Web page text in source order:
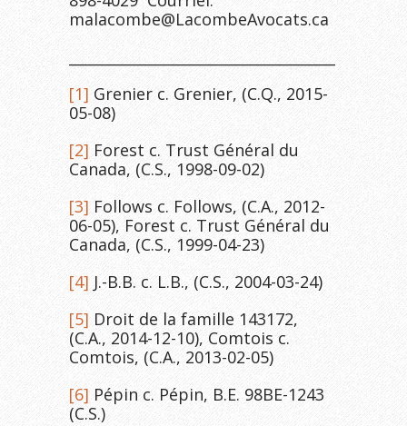
malacombe@LacombeAvocats.ca
[1] Grenier c. Grenier, (C.Q., 2015-
05-08)
[2] Forest c. Trust Général du
Canada, (C.S., 1998-09-02)
[3] Follows c. Follows, (C.A., 2012-
06-05), Forest c. Trust Général du
Canada, (C.S., 1999-04-23)
[4] J.-B.B. c. L.B., (C.S., 2004-03-24)
[5] Droit de la famille 143172,
(C.A., 2014-12-10), Comtois c.
Comtois, (C.A., 2013-02-05)
[6] Pépin c. Pépin, B.E. 98BE-1243
(C.S.)